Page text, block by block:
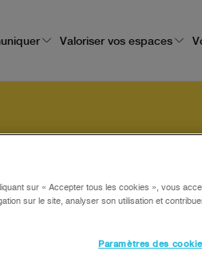
Valoriser vos espaces
sur « Accepter tous les cookies », vous
sur le site, analyser son utilisation et
Paramètres des